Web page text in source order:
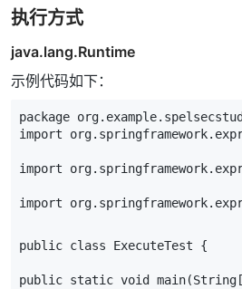
执行方式
java.lang.Runtime
示例代码如下：
package org. example.
import
org. springframework.
import org. springframework.
import org. springframework.
public class ExecuteTest {
public static void main(String